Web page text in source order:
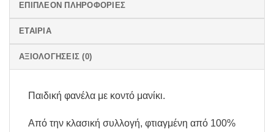
ΕΠΙΠΛΈΟΝ ΠΛΗΡΟΦΟΡΊΕΣ
ΕΤΑΙΡΊΑ
ΑΞΙΟΛΟΓΉΣΕΙΣ (0)
Παιδική φανέλα με κοντό μανίκι.
Από την κλασική συλλογή, φτιαγμένη από 100%